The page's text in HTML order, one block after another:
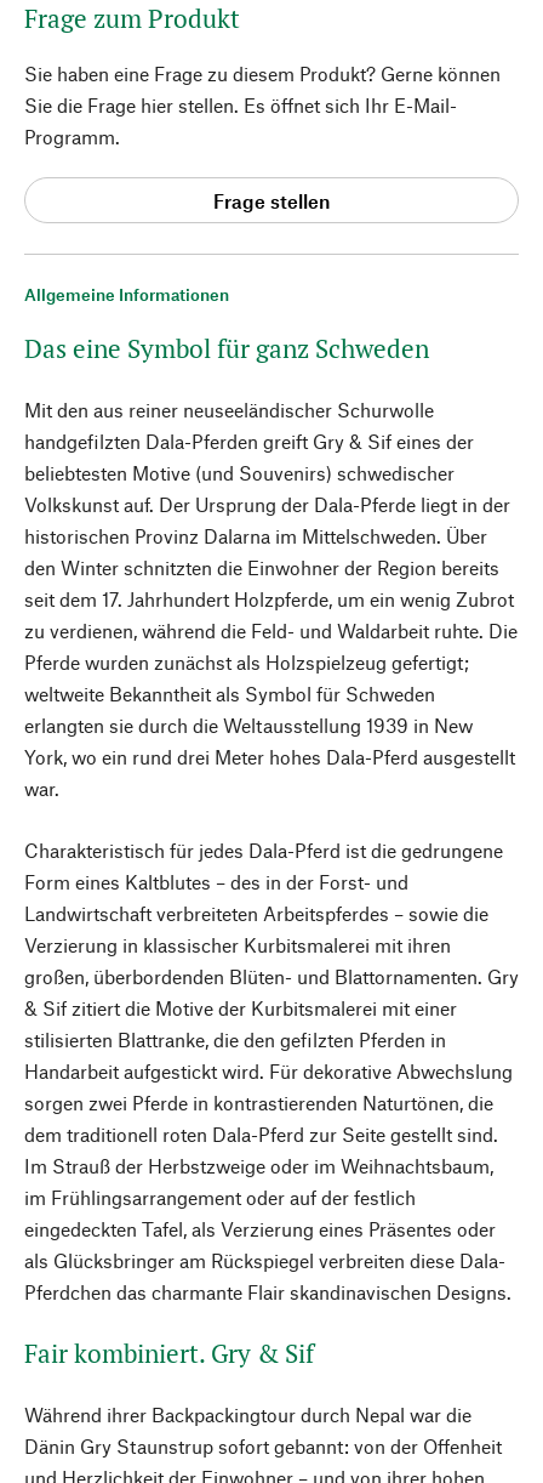
Allgemeine Informationen
Das eine Symbol für ganz Schweden
Mit den aus reiner neuseeländischer Schurwolle
handgefilzten Dala-Pferden greift Gry & Sif eines der
beliebtesten Motive (und Souvenirs) schwedischer
Volkskunst auf. Der Ursprung der Dala-Pferde liegt in der
historischen Provinz Dalarna im Mittelschweden. Über
den Winter schnitzten die Einwohner der Region bereits
seit dem 17. Jahrhundert Holzpferde, um ein wenig Zubrot
zu verdienen, während die Feld- und Waldarbeit ruhte. Die
Pferde wurden zunächst als Holzspielzeug gefertigt;
weltweite Bekanntheit als Symbol für Schweden
erlangten sie durch die Weltausstellung 1939 in New
York, wo ein rund drei Meter hohes Dala-Pferd ausgestellt
war.
Charakteristisch für jedes Dala-Pferd ist die gedrungene
Form eines Kaltblutes – des in der Forst- und
Landwirtschaft verbreiteten Arbeitspferdes – sowie die
Verzierung in klassischer Kurbitsmalerei mit ihren
großen, überbordenden Blüten- und Blattornamenten. Gry
& Sif zitiert die Motive der Kurbitsmalerei mit einer
stilisierten Blattranke, die den gefilzten Pferden in
Handarbeit aufgestickt wird. Für dekorative Abwechslung
sorgen zwei Pferde in kontrastierenden Naturtönen, die
dem traditionell roten Dala-Pferd zur Seite gestellt sind.
Im Strauß der Herbstzweige oder im Weihnachtsbaum,
im Frühlingsarrangement oder auf der festlich
eingedeckten Tafel, als Verzierung eines Präsentes oder
als Glücksbringer am Rückspiegel verbreiten diese Dala-
Pferdchen das charmante Flair skandinavischen Designs.
Fair kombiniert. Gry & Sif
Während ihrer Backpackingtour durch Nepal war die
Dänin Gry Staunstrup sofort gebannt: von der Offenheit
und Herzlichkeit der Einwohner – und von ihrer hohen
Frage zum Produkt
Sie haben eine Frage zu diesem Produkt? Gerne können
Sie die Frage hier stellen. Es öffnet sich Ihr E-Mail-
Programm.
Frage stellen